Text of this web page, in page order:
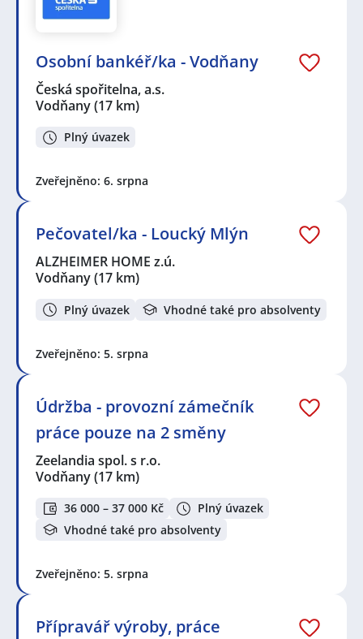
Osobní bankéř/ka - Vodňany
Česká spořitelna, a.s.
Vodňany(17 km)
Plný úvazek
Zveřejněno: 6. srpna
Pečovatel/ka - Loucký Mlýn
ALZHEIMER HOME z.ú.
Vodňany(17 km)
Plný úvazek Vhodné také pro absolventy
Zveřejněno: 5. srpna
Údržba - provozní zámečník
práce pouze na 2 směny
Zeelandia spol. s r.o.
Vodňany(17 km)
36 000 – 37 000 Kč
Plný úvazek
Vhodné také pro absolventy
Zveřejněno: 5. srpna
Přípravář výroby, práce